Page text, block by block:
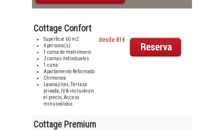
Cottage Confort
Superficie 60 m2
4 persona(s)
1 cama de matrimonio
2 camas individuales
1 cuna
Apartamento Reformado
Chimenea
Lavavajillas, Terraza
privada, IVA incluido en
el precio, Acceso
minusválidos
desde 81€
Cottage Premium